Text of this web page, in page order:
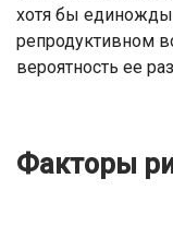
хотя бы
репродуктивном
вероятность ее
Факторы